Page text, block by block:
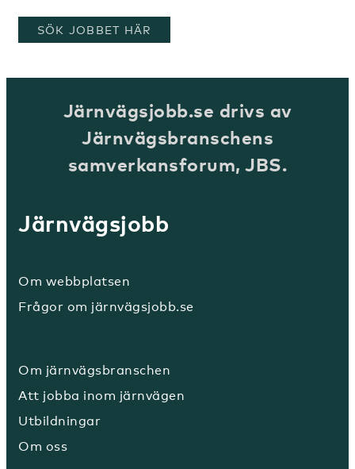
SÖK JOBBET HÄR
Järnvägsjobb.se drivs av
Järnvägsbranschens
samverkansforum, JBS.
Järnvägsjobb
Om webbplatsen
Frågor om järnvägsjobb.se
Om järnvägsbranschen
Att jobba inom järnvägen
Utbildningar
Om oss